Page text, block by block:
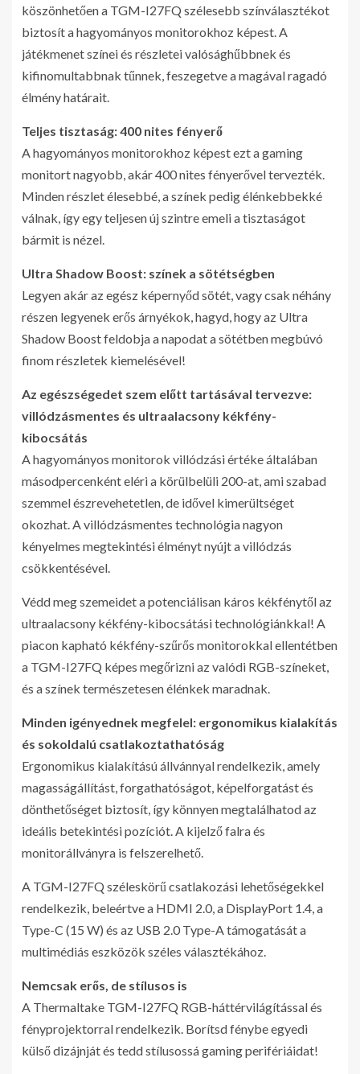
köszönhetően a TGM-I27FQ szélesebb színválasztékot
biztosít a hagyományos monitorokhoz képest. A
játékmenet színei és részletei valósághűbbnek és
kifinomultabbnak tűnnek, feszegetve a magával ragadó
élmény határait.
Teljes tisztaság: 400 nites fényerő
A hagyományos monitorokhoz képest ezt a gaming
monitort nagyobb, akár 400 nites fényerővel tervezték.
Minden részlet élesebbé, a színek pedig élénkebbekké
válnak, így egy teljesen új szintre emeli a tisztaságot
bármit is nézel.
Ultra Shadow Boost: színek a sötétségben
Legyen akár az egész képernyőd sötét, vagy csak néhány
részen legyenek erős árnyékok, hagyd, hogy az Ultra
Shadow Boost feldobja a napodat a sötétben megbúvó
finom részletek kiemelésével!
Az egészségedet szem előtt tartásával tervezve:
villódzásmentes és ultraalacsony kékfény-
kibocsátás
A hagyományos monitorok villódzási értéke általában
másodpercenként eléri a körülbelüli 200-at, ami szabad
szemmel észrevehetetlen, de idővel kimerültséget
okozhat. A villódzásmentes technológia nagyon
kényelmes megtekintési élményt nyújt a villódzás
csökkentésével.
Védd meg szemeidet a potenciálisan káros kékfénytől az
ultraalacsony kékfény-kibocsátási technológiánkkal! A
piacon kapható kékfény-szűrős monitorokkal ellentétben
a TGM-I27FQ képes megőrizni az valódi RGB-színeket,
és a színek természetesen élénkek maradnak.
Minden igényednek megfelel: ergonomikus kialakítás
és sokoldalú csatlakoztathatóság
Ergonomikus kialakítású állvánnyal rendelkezik, amely
magasságállítást, forgathatóságot, képelforgatást és
dönthetőséget biztosít, így könnyen megtalálhatod az
ideális betekintési pozíciót. A kijelző falra és
monitorállványra is felszerelhető.
A TGM-I27FQ széleskörű csatlakozási lehetőségekkel
rendelkezik, beleértve a HDMI 2.0, a DisplayPort 1.4, a
Type-C (15 W) és az USB 2.0 Type-A támogatását a
multimédiás eszközök széles választékához.
Nemcsak erős, de stílusos is
A Thermaltake TGM-I27FQ RGB-háttérvilágítással és
fényprojektorral rendelkezik. Borítsd fénybe egyedi
külső dizájnját és tedd stílusossá gaming perifériáidat!